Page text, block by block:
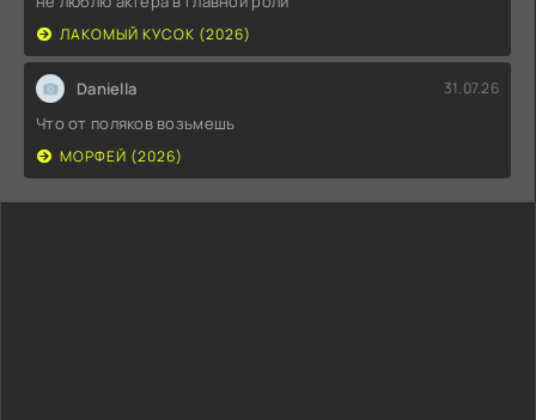
ЛАКОМЫЙ КУСОК (2026)
Daniella 31.07.26
Что от поляков возьмешь
МОРФЕЙ (2026)